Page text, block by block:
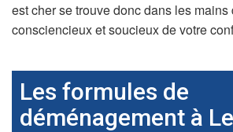
est cher se trouve donc dans les mains
consciencieux et soucieux de votre
Les formules de
déménagement à